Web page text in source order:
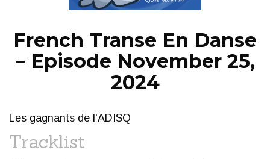
French Transe En Danse
– Episode November 25,
2024
Les gagnants de l'ADISQ
Tracklist